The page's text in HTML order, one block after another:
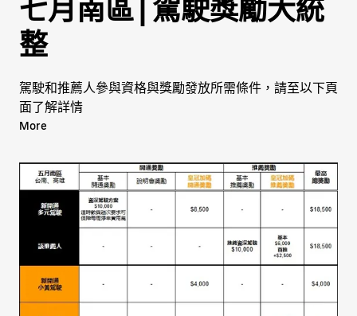
七月南區 | 駕駛獎勵大統
整
駕駛和推薦人參與資格與獎勵發放所需條件，請至以下頁
面了解詳情
多元駕駛及推薦人:開通獎勵 /推薦獎勵
小黃駕駛及推薦人:開通及說明會獎勵 /推薦獎勵
[皇冠大車隊再加碼獎勵]
小黃駕駛任意險補助獎勵
駕駛開通獎勵
駕駛推薦獎勵
車行推薦獎勵
More